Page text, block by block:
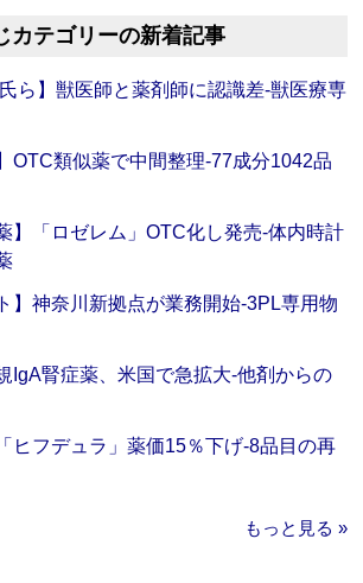
カテゴリーの新着記事
ら】獣医師と薬剤師に認識差‐獣医療専
OTC類似薬で中間整理‐77成分1042品
】「ロゼレム」OTC化し発売‐体内時計
】神奈川新拠点が業務開始‐3PL専用物
IgA腎症薬、米国で急拡大‐他剤からの
ヒフデュラ」薬価15％下げ‐8品目の再
もっと見る »